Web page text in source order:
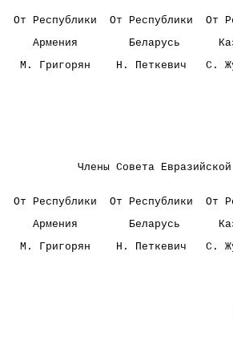
От Республики  От Республики
Армения        Беларусь
М. Григорян    Н. Петкевич   С.
Д.
Члены Совета
От Республики  От Республики
Армения        Беларусь
М. Григорян    Н. Петкевич   С.
Д.